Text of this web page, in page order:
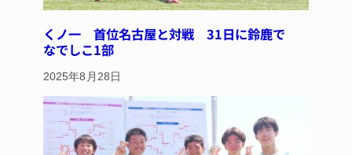
くノ一 首位名古屋と対戦 31日に鈴鹿で
なでしこ1部
2025年8月28日